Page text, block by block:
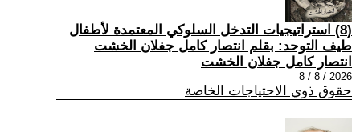
(8) استراتيجيات التدخل السلوكي المعتمدة لأطفال
طيف التوحد: بقلم انتصار كامل جفلان الخشت
انتصار كامل جفلان الخشت
2026 / 8 / 8
حقوق ذوي الاحتياجات الخاصة